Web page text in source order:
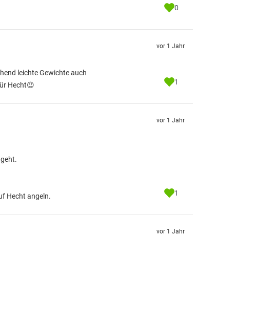
0
leichte Gewichte auch
Hecht😉
vor 1 Jahr
1
Hecht angeln.
vor 1 Jahr
1
vor 1 Jahr